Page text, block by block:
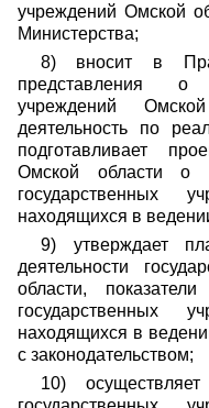
учреждений Омской
Министерства;
8) вносит в
представления о
учреждений
деятельность по
подготавливает
Омской области о
государственных
находящихся в
9) утверждает
деятельности
области,
государственных
находящихся в
с законодательством;
10)